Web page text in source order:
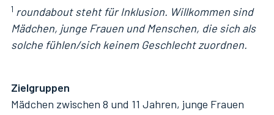
1 roundabout steht für Inklusion. Willkommen sind
Mädchen, junge Frauen und Menschen, die sich als
solche fühlen/sich keinem Geschlecht zuordnen.
Zielgruppen
Mädchen zwischen 8 und 11 Jahren, junge Frauen